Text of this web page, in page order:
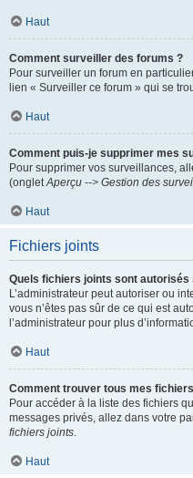
Haut
Comment surveiller des forums ?
Pour surveiller un forum en
lien « Surveiller ce forum » qui se
Haut
Comment puis-je supprimer mes
Pour supprimer vos surveillances,
(ongletAperçu --> Gestion des
Haut
Fichiers joints
Quels fichiers joints sont autorisés
L’administrateur peut autoriser ou
vous n’êtes pas sûr de ce qui est
l’administrateur pour plus
Haut
Comment trouver tous mes
Pour accéder à la liste des fichiers
messages privés, allez dans votre
fichiers joints.
Haut